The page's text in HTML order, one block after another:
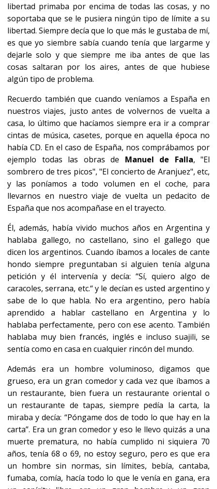
libertad primaba por encima de todas las cosas, y no
soportaba que se le pusiera ningún tipo de límite a su
libertad. Siempre decía que lo que más le gustaba de mí,
es que yo siembre sabía cuando tenía que largarme y
dejarle solo y que siempre me iba antes de que las
cosas saltaran por los aires, antes de que hubiese
algún tipo de problema.
Recuerdo también que cuando veníamos a España en
nuestros viajes, justo antes de volvernos de vuelta a
casa, lo último que hacíamos siempre era ir a comprar
cintas de música, casetes, porque en aquella época no
había CD. En el caso de España, nos comprábamos por
ejemplo todas las obras de Manuel de Falla, "El
sombrero de tres picos", "El concierto de Aranjuez", etc,
y las poníamos a todo volumen en el coche, para
llevarnos en nuestro viaje de vuelta un pedacito de
España que nos acompañase en el trayecto.
Él, además, había vivido muchos años en Argentina y
hablaba gallego, no castellano, sino el gallego que
dicen los argentinos. Cuando íbamos a locales de cante
hondo siempre preguntaban si alguien tenía alguna
petición y él intervenía y decía: “Sí, quiero algo de
caracoles, serrana, etc.“ y le decían es usted argentino y
sabe de lo que habla. No era argentino, pero había
aprendido a hablar castellano en Argentina y lo
hablaba perfectamente, pero con ese acento. También
hablaba muy bien francés, inglés e incluso suajili, se
sentía como en casa en cualquier rincón del mundo.
Además era un hombre voluminoso, digamos que
grueso, era un gran comedor y cada vez que íbamos a
un restaurante, bien fuera un restaurante oriental o
un restaurante de tapas, siempre pedía la carta, la
miraba y decía: “Póngame dos de todo lo que hay en la
carta”. Era un gran comedor y eso le llevo quizás a una
muerte prematura, no había cumplido ni siquiera 70
años, tenía 68 o 69, no estoy seguro, pero es que era
un hombre sin normas, sin límites, bebía, cantaba,
fumaba, comía, hacía todo lo que le venía en gana, era